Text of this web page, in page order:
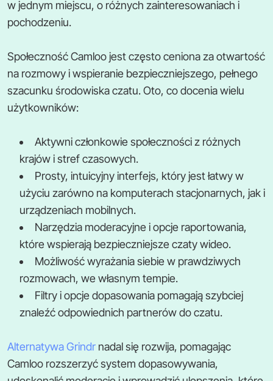
w jednym miejscu, o różnych zainteresowaniach i
pochodzeniu.
Społeczność Camloo jest często ceniona za otwartość
na rozmowy i wspieranie bezpieczniejszego, pełnego
szacunku środowiska czatu. Oto, co docenia wielu
użytkowników:
Aktywni członkowie społeczności z różnych
krajów i stref czasowych.
Prosty, intuicyjny interfejs, który jest łatwy w
użyciu zarówno na komputerach stacjonarnych, jak i
urządzeniach mobilnych.
Narzędzia moderacyjne i opcje raportowania,
które wspierają bezpieczniejsze czaty wideo.
Możliwość wyrażania siebie w prawdziwych
rozmowach, we własnym tempie.
Filtry i opcje dopasowania pomagają szybciej
znaleźć odpowiednich partnerów do czatu.
Alternatywa Grindr nadal się rozwija, pomagając
Camloo rozszerzyć system dopasowywania,